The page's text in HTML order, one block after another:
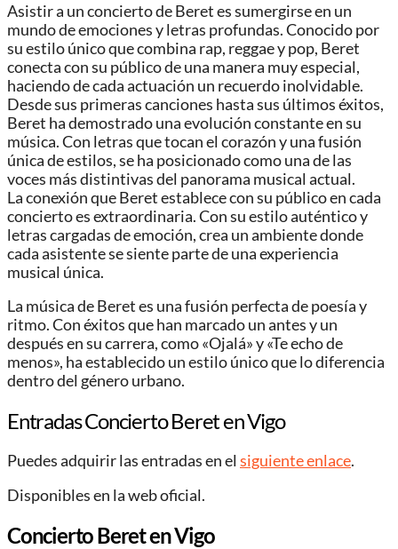
Asistir a un concierto de Beret es sumergirse en un
mundo de emociones y letras profundas. Conocido por
su estilo único que combina rap, reggae y pop, Beret
conecta con su público de una manera muy especial,
haciendo de cada actuación un recuerdo inolvidable.
Desde sus primeras canciones hasta sus últimos éxitos,
Beret ha demostrado una evolución constante en su
música. Con letras que tocan el corazón y una fusión
única de estilos, se ha posicionado como una de las
voces más distintivas del panorama musical actual.
La conexión que Beret establece con su público en cada
concierto es extraordinaria. Con su estilo auténtico y
letras cargadas de emoción, crea un ambiente donde
cada asistente se siente parte de una experiencia
musical única.
La música de Beret es una fusión perfecta de poesía y
ritmo. Con éxitos que han marcado un antes y un
después en su carrera, como «Ojalá» y «Te echo de
menos», ha establecido un estilo único que lo diferencia
dentro del género urbano.
Entradas Concierto Beret en Vigo
Puedes adquirir las entradas en el siguiente enlace.
Disponibles en la web oficial.
Concierto Beret en Vigo